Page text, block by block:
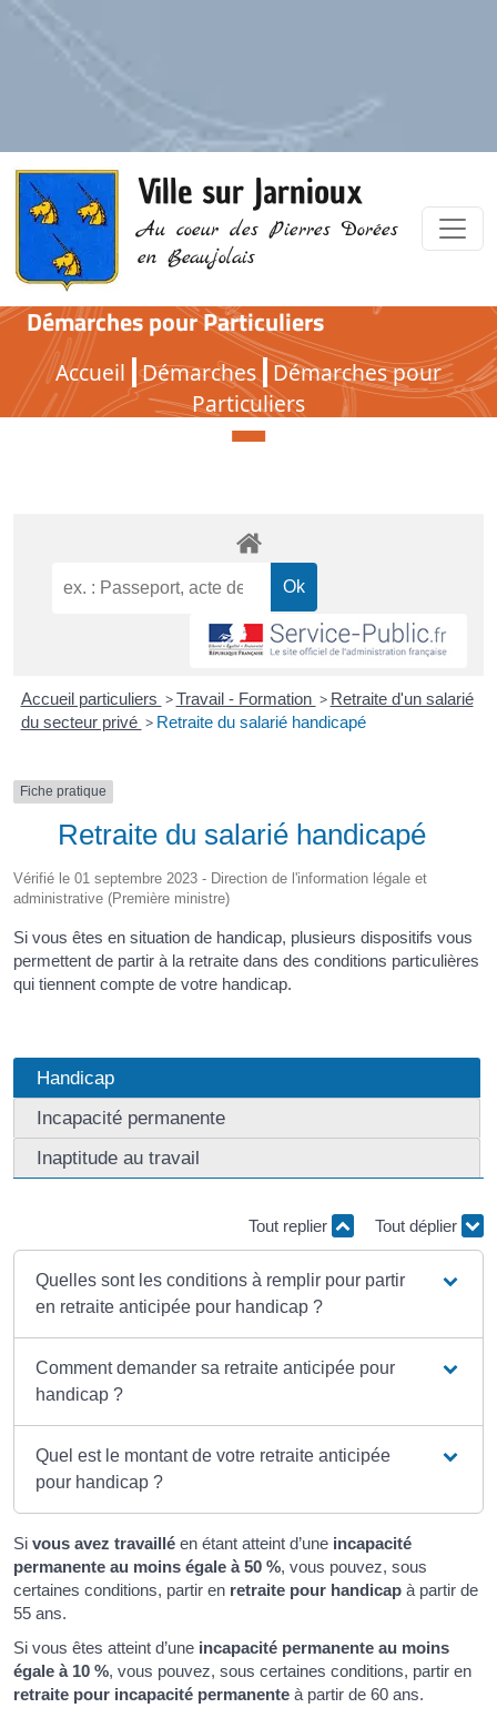
Ville sur Jarnioux
Au coeur des Pierres Dorées
en Beaujolais
Démarches pour Particuliers
Accueil Démarches Démarches pour
Particuliers
Démarches pour Particuliers
Accueil particuliers > Travail - Formation > Retraite d'un salarié
du secteur privé > Retraite du salarié handicapé
Fiche pratique
Retraite du salarié handicapé
Vérifié le 01 septembre 2023 - Direction de l'information légale et
administrative (Première ministre)
Si vous êtes en situation de handicap, plusieurs dispositifs vous
permettent de partir à la retraite dans des conditions particulières
qui tiennent compte de votre handicap.
Handicap
Incapacité permanente
Inaptitude au travail
Tout replier Tout déplier
Quelles sont les conditions à remplir pour partir
en retraite anticipée pour handicap ?
Comment demander sa retraite anticipée pour
handicap ?
Quel est le montant de votre retraite anticipée
pour handicap ?
Si vous avez travaillé en étant atteint d’une incapacité
permanente au moins égale à50 %, vous pouvez, sous
certaines conditions, partir en retraite pour handicap à partir de
55 ans.
Si vous êtes atteint d’une incapacité permanente au moins
égale à 10 %, vous pouvez, sous certaines conditions, partir en
retraite pour incapacité permanente à partir de 60 ans.